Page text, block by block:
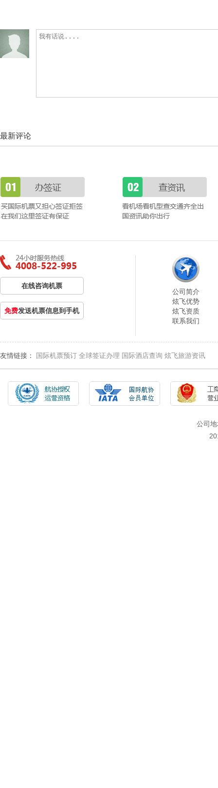
最新评论
在线咨询机票
免费发送机票信息到手机
公司简介
炫飞优势
炫飞资质
联系我们
友情链接： 国际机票预订 全球签证办理 国际酒店查询 炫飞旅游资讯
公司